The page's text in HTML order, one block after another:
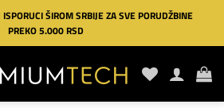
ŠIROM SRBIJE ZA SVE PORUDŽBINE
PREKO 5.000 RSD